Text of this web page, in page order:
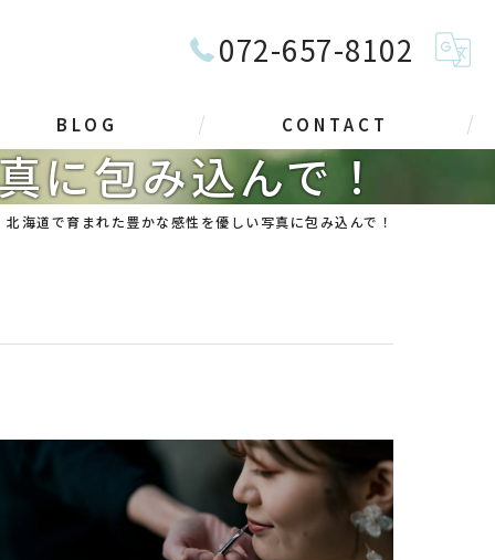
072-657-8102
BLOG CONTACT
に包み込んで！
北海道で育まれた豊かな感性を優しい写真に包み込んで！